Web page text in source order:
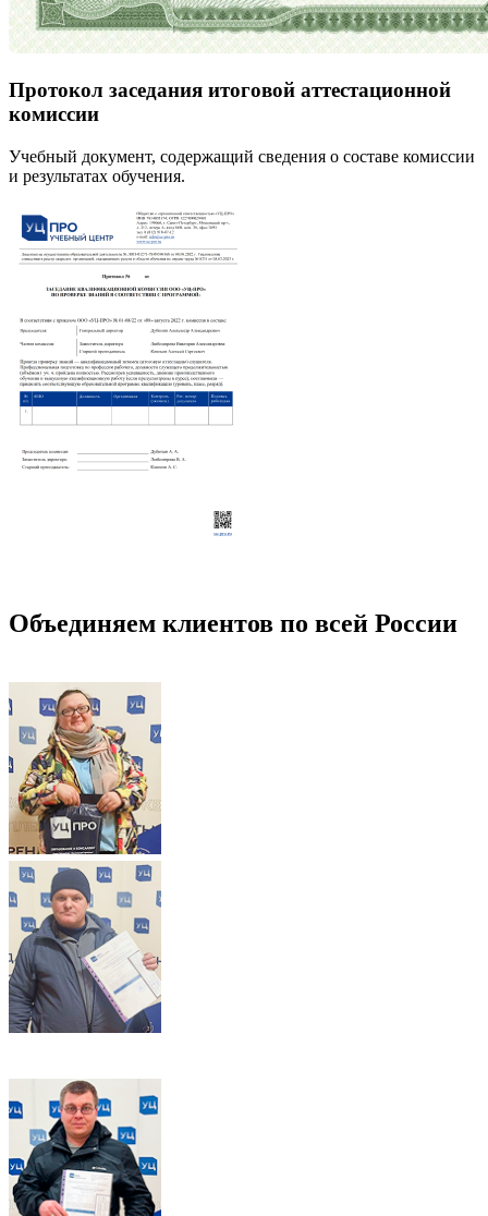
Протокол заседания итоговой аттестационной
комиссии
Учебный документ, содержащий сведения о составе комиссии
и результатах обучения.
Объединяем клиентов по всей России